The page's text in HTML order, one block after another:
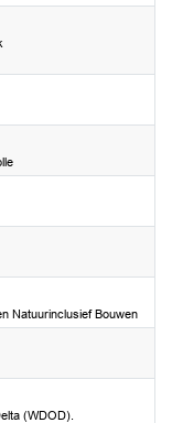
Natuurinclusief Bouwen
(WDOD).